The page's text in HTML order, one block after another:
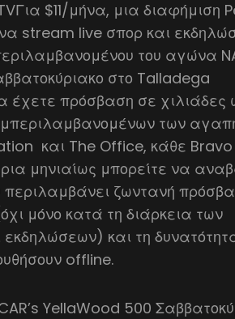
$11/μήνα, μια διαφήμιση
stream live σπορ και
του αγώνα
στο Talladega
έχετε πρόσβαση σε χιλιάδες
των
και The Office, κάθε
μηνιαίως μπορείτε να
ζωντανή
μόνο κατά τη διάρκεια των
και τη
offline.
YellaWood 500